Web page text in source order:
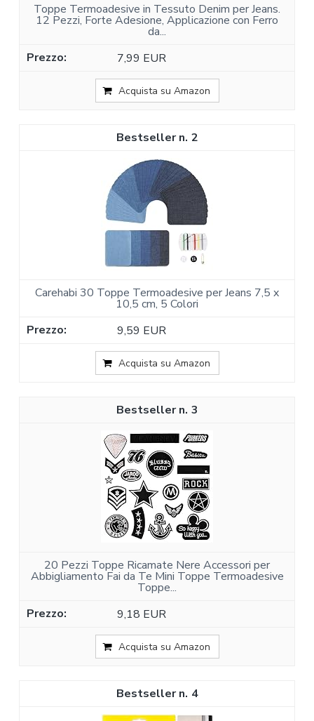
Toppe Termoadesive in Tessuto Denim per Jeans.
12 Pezzi, Forte Adesione, Applicazione con Ferro
da...
7,99 EUR
Acquista su Amazon
2
Carehabi 30 Toppe Termoadesive per Jeans 7,5 x
10,5 cm, 5 Colori
9,59 EUR
Acquista su Amazon
3
20 Pezzi Toppe Ricamate Nere Accessori per
Abbigliamento Fai da Te Mini Toppe Termoadesive
Toppe...
9,18 EUR
Acquista su Amazon
4